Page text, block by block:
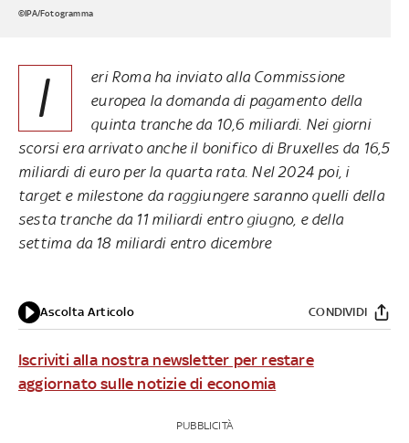
©IPA/Fotogramma
I
eri Roma ha inviato alla Commissione
europea la domanda di pagamento della
quinta tranche da 10,6 miliardi. Nei giorni
scorsi era arrivato anche il bonifico di Bruxelles da 16,5
miliardi di euro per la quarta rata. Nel 2024 poi, i
target e milestone da raggiungere saranno quelli della
sesta tranche da 11 miliardi entro giugno, e della
settima da 18 miliardi entro dicembre
Ascolta Articolo CONDIVIDI
Iscriviti alla nostra newsletter per restare
aggiornato sulle notizie di economia
PUBBLICITÀ